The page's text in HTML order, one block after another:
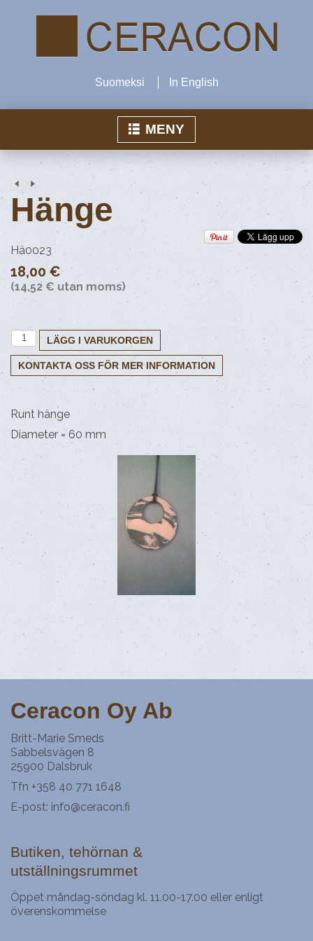
Suomeksi In English
MENY
Produkter
Air-verksamhet
Kontakta oss
Länkar
Hänge
Hä0023
18,00 €
(14,52 € utan moms)
Runt hänge
Diameter = 60 mm
Ceracon Oy Ab
Britt-Marie Smeds
Sabbelsvägen 8
25900 Dalsbruk
Tfn +358 40 771 1648
E-post: info@ceracon.fi
Butiken, tehörnan &
utställningsrummet
Öppet måndag–söndag kl. 11.00–17.00 eller enligt
överenskommelse